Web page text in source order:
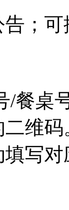
；可
/餐桌
维
写